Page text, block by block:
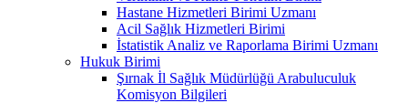
Hastane Hizmetleri Birimi Uzmanı
Acil Sağlık Hizmetleri Birimi
İstatistik Analiz ve Raporlama Birimi Uzmanı
Hukuk Birimi
Şırnak İl Sağlık Müdürlüğü Arabuluculuk
Komisyon Bilgileri